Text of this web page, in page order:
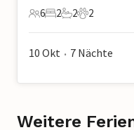
6 Gäste
6
2 Schlafzimmer
2
2 Badezimmer
2
2 Haustiere
2
10 Okt • 7 Nächte
Weitere